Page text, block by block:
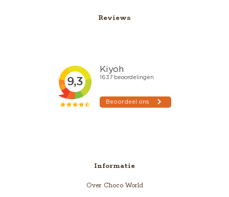
Reviews
Informatie
Over Choco World